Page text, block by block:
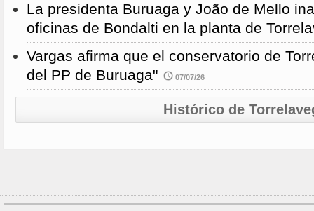
La presidenta Buruaga y João de Mello
oficinas de Bondalti en la planta de
Vargas afirma que el conservatorio de
del PP de Buruaga"
07/07/26
Histórico de